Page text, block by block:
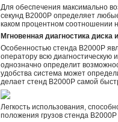
Для обеспечения максимально
секунд B2000P определяет
каком процентном соотношении
Мгновенная диагностика диска
Особенностью стенда B2000P
оператору всю
однозначно определит
удобства система может
делает стенд B2000P самой
Легкость использования,
положения грузов стенда